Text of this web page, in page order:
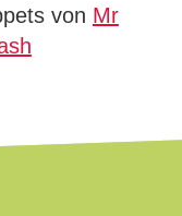
von Mr